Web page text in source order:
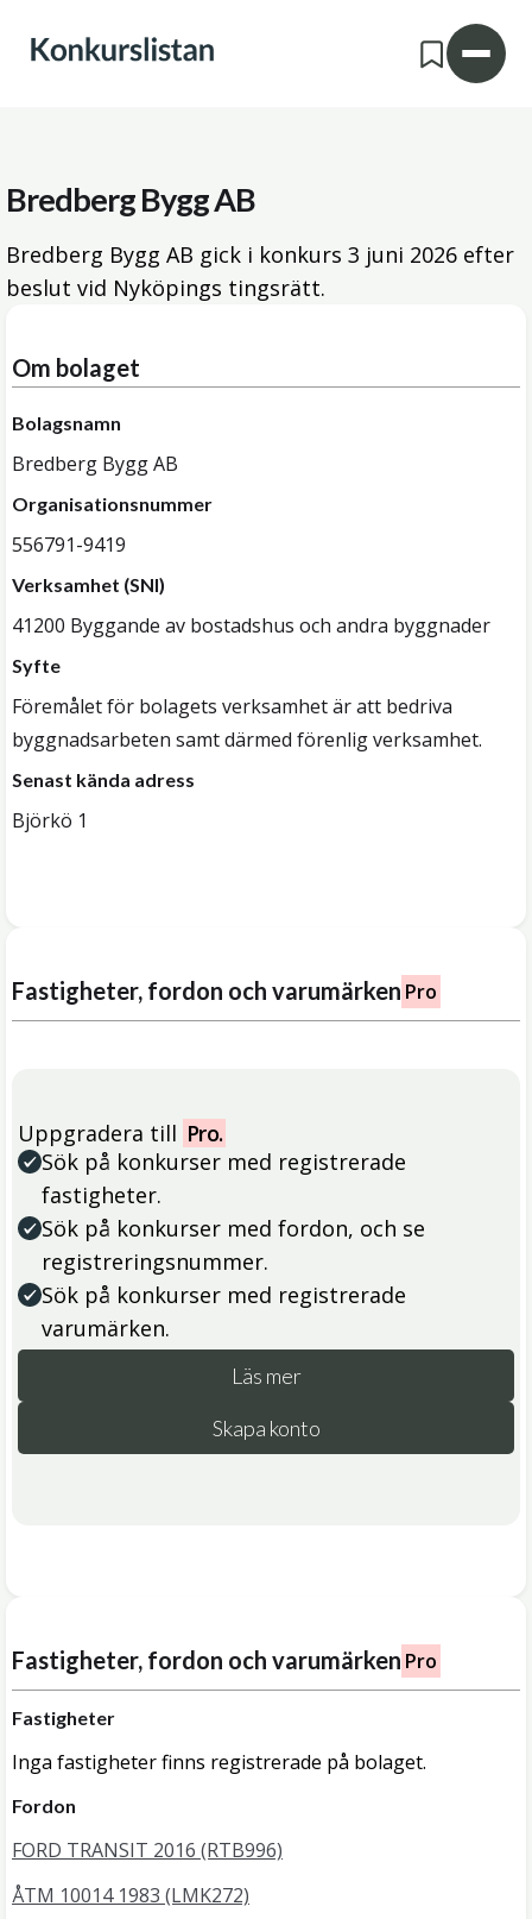
Bredberg Bygg AB
Bredberg Bygg AB gick i konkurs 3 juni 2026 efter
beslut vid Nyköpings tingsrätt.
Om bolaget
Bolagsnamn
Bredberg Bygg AB
Organisationsnummer
556791-9419
Verksamhet (SNI)
41200 Byggande av bostadshus och andra byggnader
Syfte
Föremålet för bolagets verksamhet är att bedriva
byggnadsarbeten samt därmed förenlig verksamhet.
Senast kända adress
Björkö 1
Fastigheter, fordon och varumärken Pro
Uppgradera till Pro.
Sök på konkurser med registrerade
fastigheter.
Sök på konkurser med fordon, och se
registreringsnummer.
Sök på konkurser med registrerade
varumärken.
Läs mer
Skapa konto
Fastigheter, fordon och varumärken Pro
Fastigheter
Inga fastigheter finns registrerade på bolaget.
Fordon
FORD TRANSIT 2016 (RTB996)
ÅTM 10014 1983 (LMK272)